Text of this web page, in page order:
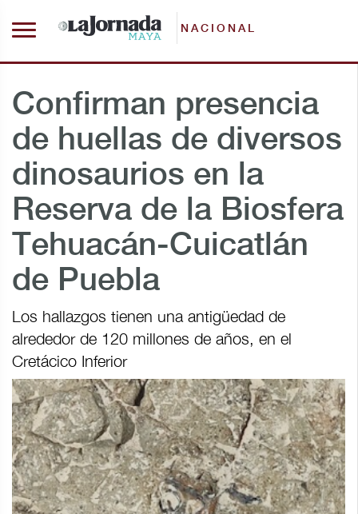
NACIONAL
Confirman presencia
de huellas de diversos
dinosaurios en la
Reserva de la Biosfera
Tehuacán-Cuicatlán
de Puebla
Los hallazgos tienen una antigüedad de
alrededor de 120 millones de años, en el
Cretácico Inferior